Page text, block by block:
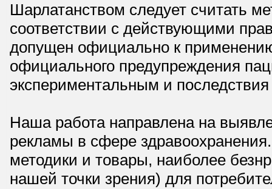
Шарлатанством следует считать
соответствии с действующими
допущен официально к
официального предупреждения
экспериментальным и
Наша работа направлена на
рекламы в сфере
методики и товары, наиболее
нашей точки зрения) для